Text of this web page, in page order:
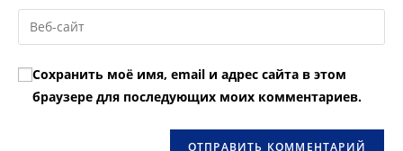
пользователя,
чтобы
прокомментировать
email-
адрес,
прокомментировать
Введите
URL
вашего
веб-
сайта
Сохранить моё имя, email и адрес сайта в этом
браузере для последующих моих комментариев.